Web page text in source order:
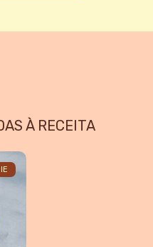
À RECEITA